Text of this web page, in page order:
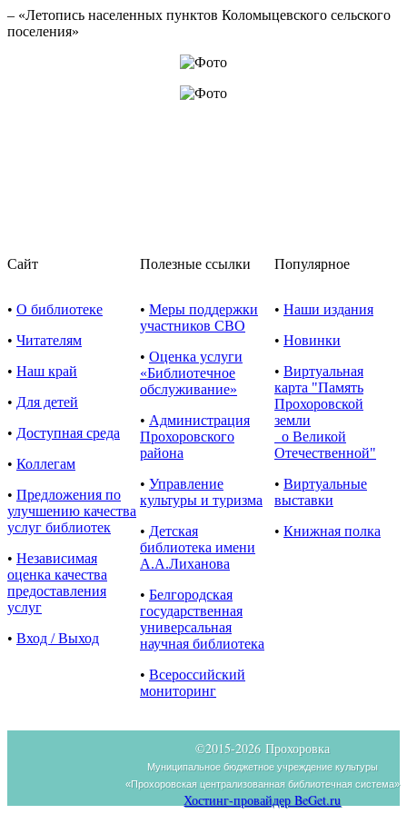
– «Летопись населенных пунктов Коломыцевского сельского
поселения»
Сайт Полезные ссылки Популярное
• О библиотеке
• Читателям
• Наш край
• Для детей
• Доступная среда
• Коллегам
• Предложения по
улучшению качества
услуг библиотек
• Независимая
оценка качества
предоставления
услуг
• Вход / Выход
• Меры поддержки
участников СВО
• Оценка услуги
«Библиотечное
обслуживание»
• Администрация
Прохоровского
района
• Управление
культуры и туризма
• Детская
библиотека имени
А.А.Лиханова
• Белгородская
государственная
универсальная
научная библиотека
• Всероссийский
мониторинг
• Наши издания
• Новинки
• Виртуальная
карта "Память
Прохоровской
земли
о Великой
Отечественной"
• Виртуальные
выставки
• Книжная полка
©2015-2026 Прохоровка
Муниципальное бюджетное учреждение культуры
«Прохоровская централизованная библиотечная система»
Хостинг-провайдер BeGet.ru